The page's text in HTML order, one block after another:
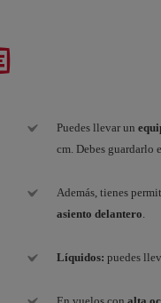
Puedes llevar un
cm. Debes guardarlo
Además, tienes
asiento delantero
Líquidos: puedes